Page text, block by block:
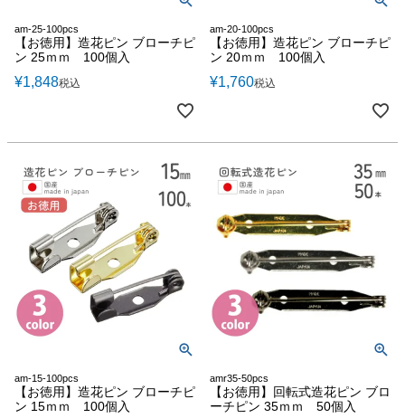
am-25-100pcs
【お徳用】造花ピン ブローチピ
ン 25ｍｍ 100個入
¥1,848税込
am-20-100pcs
【お徳用】造花ピン ブローチピ
ン 20ｍｍ 100個入
¥1,760税込
am-15-100pcs
【お徳用】造花ピン ブローチピ
ン 15ｍｍ 100個入
amr35-50pcs
【お徳用】回転式造花ピン ブロ
ーチピン 35ｍｍ 50個入